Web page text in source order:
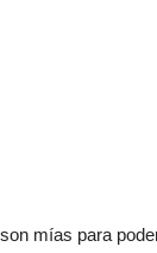
mías para